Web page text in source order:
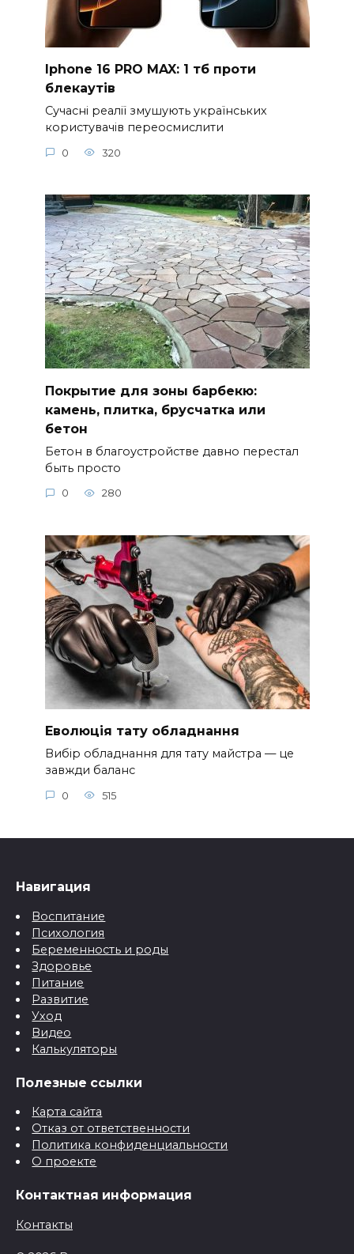
Iphone 16 PRO MAX: 1 тб проти
блекаутів
Сучасні реалії змушують українських
користувачів переосмислити
0 320
Покрытие для зоны барбекю:
камень, плитка, брусчатка или
бетон
Бетон в благоустройстве давно перестал
быть просто
0 280
Еволюція тату обладнання
Вибір обладнання для тату майстра — це
завжди баланс
0 515
Навигация
Воспитание
Психология
Беременность и роды
Здоровье
Питание
Развитие
Уход
Видео
Калькуляторы
Полезные ссылки
Карта сайта
Отказ от ответственности
Политика конфиденциальности
О проекте
Контактная информация
Контакты